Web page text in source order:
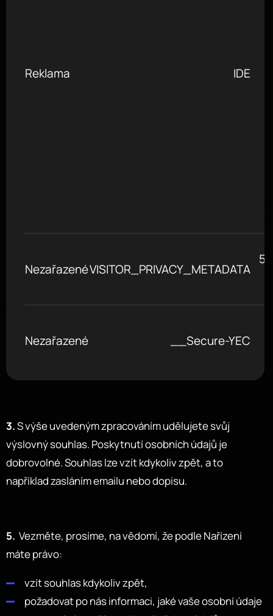
Reklama IDE
NezařazenéVISITOR_PRIVACY_METADATA
5
Nezařazené __Secure-YEC
3.S výše uvedeným zpracováním udělujete svůj
výslovný souhlas. Poskytnutí osobních údajů je
dobrovolné. Souhlas lze vzít kdykoliv zpět, a to
například zasláním emailu nebo dopisu.
5. Vezměte, prosíme, na vědomí, že podle Nařízení
máte právo:
vzít souhlas kdykoliv zpět,
požadovat po nás informaci, jaké vaše osobní údaje